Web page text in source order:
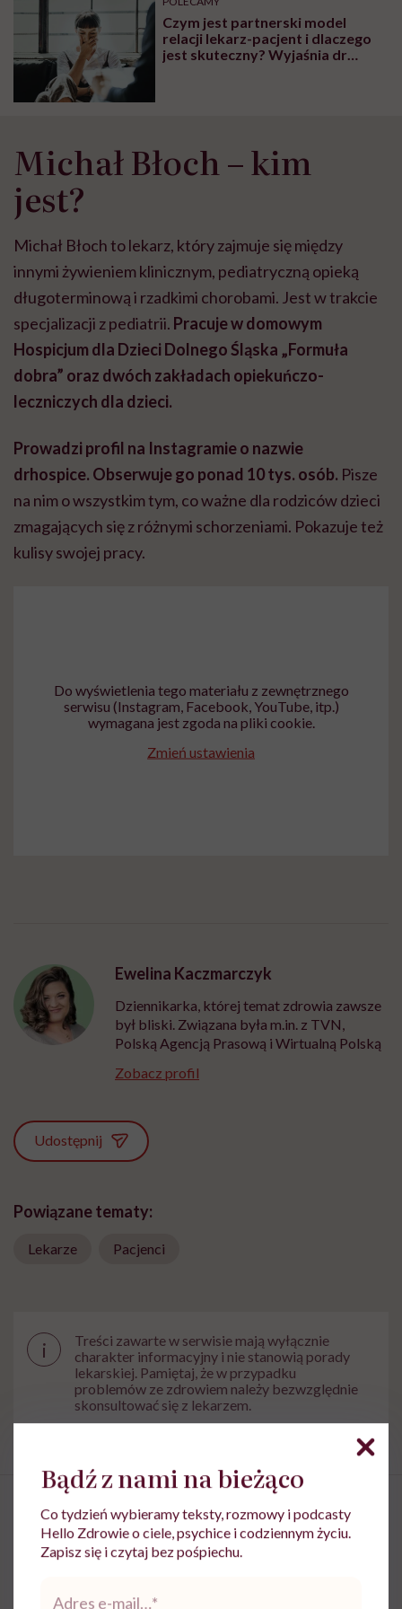
Czym jest partnerski model
relacji lekarz-pacjent i dlaczego
jest skuteczny? Wyjaśnia dr
Michał Błoch – kim
jest?
Michał Błoch to lekarz, który zajmuje się między
innymi żywieniem klinicznym, pediatryczną opieką
długoterminową i rzadkimi chorobami. Jest w trakcie
specjalizacji z pediatrii. Pracuje w domowym
Hospicjum dla Dzieci Dolnego Śląska „Formuła
dobra” oraz dwóch zakładach opiekuńczo-
leczniczych dla dzieci.
Prowadzi profil na Instagramie o nazwie
drhospice. Obserwuje go ponad 10 tys. osób. Pisze
na nim o wszystkim tym, co ważne dla rodziców dzieci
zmagających się z różnymi schorzeniami. Pokazuje też
kulisy swojej pracy.
Do wyświetlenia tego materiału z zewnętrznego
serwisu (Instagram, Facebook, YouTube, itp.)
wymagana jest zgoda na pliki cookie.
Zmień ustawienia
Ewelina Kaczmarczyk
Dziennikarka, której temat zdrowia zawsze
był bliski. Związana była m.in. z TVN,
Polską Agencją Prasową i Wirtualną Polską
Zobacz profil
Udostępnij
Powiązane tematy:
Lekarze Pacjenci
i
Treści zawarte w serwisie mają wyłącznie
charakter informacyjny i nie stanowią porady
lekarskiej. Pamiętaj, że w przypadku
problemów ze zdrowiem należy bezwzględnie
skonsultować się z lekarzem.
Prof. Magdalena Górska-
Ponikowska: „Wypalenie
Bądź z nami na bieżąco
Co tydzień wybieramy teksty, rozmowy i podcasty
Hello Zdrowie o ciele, psychice i codziennym życiu.
Zapisz się i czytaj bez pośpiechu.